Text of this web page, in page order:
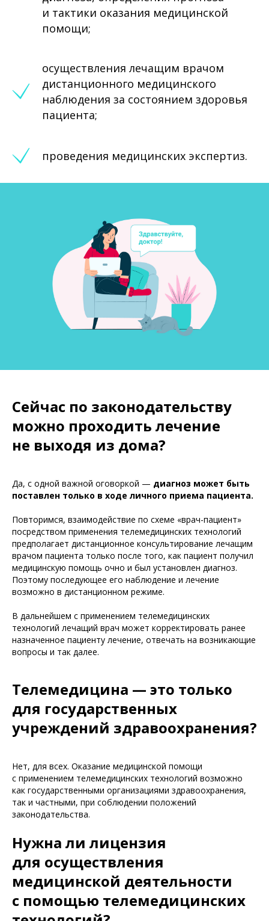
и тактики оказания медицинской
помощи;
осуществления лечащим врачом
дистанционного медицинского
наблюдения за состоянием здоровья
пациента;
проведения медицинских экспертиз.
Сейчас по законодательству
можно проходить лечение
не выходя из дома?
Да, с одной важной оговоркой — диагноз может быть
поставлен только в ходе личного приема пациента.
Повторимся, взаимодействие по схеме «врач-пациент»
посредством применения телемедицинских технологий
предполагает дистанционное консультирование лечащим
врачом пациента только после того, как пациент получил
медицинскую помощь очно и был установлен диагноз.
Поэтому последующее его наблюдение и лечение
возможно в дистанционном режиме.
В дальнейшем с применением телемедицинских
технологий лечащий врач может корректировать ранее
назначенное пациенту лечение, отвечать на возникающие
вопросы и так далее.
Телемедицина — это только
для государственных
учреждений здравоохранения?
Нет, для всех. Оказание медицинской помощи
с применением телемедицинских технологий возможно
как государственными организациями здравоохранения,
так и частными, при соблюдении положений
законодательства.
Нужна ли лицензия
для осуществления
медицинской деятельности
с помощью телемедицинских